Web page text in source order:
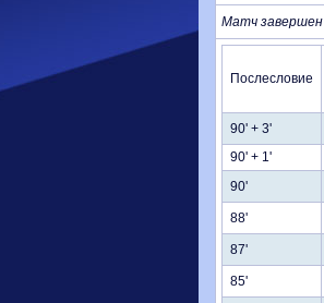
Матч завершен
Послесловие
90' + 3'
90' + 1'
90'
88'
87'
85'